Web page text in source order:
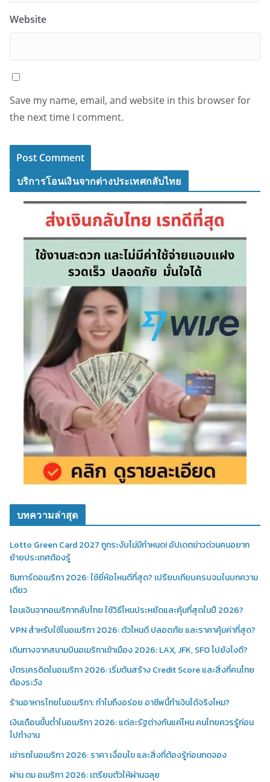
Website
Save my name, email, and website in this browser for
the next time I comment.
บริการโอนเงินจากต่างประเทศกลับไทย
บทความล่าสุด
Lotto Green Card 2027 ถูกระงับไม่มีกำหนด! อัปเดตข่าวด่วนคนอยาก
ย้ายประเทศต้องรู้
ซิมการ์ดอเมริกา 2026: ใช้ยี่ห้อไหนดีที่สุด? เปรียบเทียบครบจบในบทความ
เดียว
โอนเงินจากอเมริกากลับไทย ใช้วิธีไหนประหยัดและคุ้มที่สุดในปี 2026?
VPN สำหรับใช้ในอเมริกา 2026: ตัวไหนดี ปลอดภัย และราคาคุ้มค่าที่สุด?
เดินทางจากสนามบินอเมริกาเข้าเมือง 2026: LAX, JFK, SFO ไปยังไงดี?
บัตรเครดิตในอเมริกา 2026: เริ่มต้นสร้าง Credit Score และสิ่งที่คนไทย
ต้องระวัง
ร้านอาหารไทยในอเมริกา: ทำไมถึงอร่อย อาชีพนี้ทำเงินได้จริงไหม?
เงินเดือนขั้นต่ำในอเมริกา 2026: แต่ละรัฐต่างกันแค่ไหน คนไทยควรรู้ก่อน
ไปทำงาน
เช่ารถในอเมริกา 2026: ราคา เงื่อนไข และสิ่งที่ต้องรู้ก่อนกดจอง
ผ่าน ตม อเมริกา 2026: เตรียมตัวให้ผ่านฉลุย